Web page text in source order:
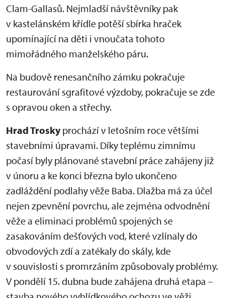
Clam-Gallasů. Nejmladší návštěvníky pak
v kastelánském křídle potěší sbírka hraček
upomínající na děti i vnoučata tohoto
mimořádného manželského páru.
Na budově renesančního zámku pokračuje
restaurování sgrafitové výzdoby, pokračuje se zde
s opravou oken a střechy.
Hrad Troskyprochází v letošním roce většími
stavebními úpravami. Díky teplému zimnímu
počasí byly plánované stavební práce zahájeny již
v únoru a ke konci března bylo ukončeno
zadláždění podlahy věže Baba. Dlažba má za účel
nejen zpevnění povrchu, ale zejména odvodnění
věže a eliminaci problémů spojených se
zasakováním dešťových vod, které vzlínaly do
obvodových zdí a zatékaly do skály, kde
v souvislosti s promrzáním způsobovaly problémy.
V pondělí 15. dubna bude zahájena druhá etapa –